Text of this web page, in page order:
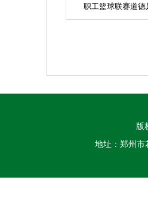
职工篮球联赛道德
版
地址：郑州市